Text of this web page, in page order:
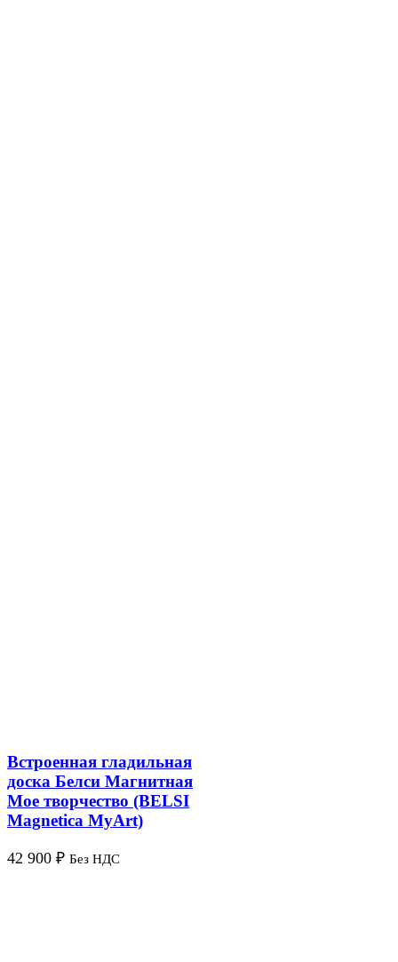
Встроенная гладильная
доска Белси Магнитная
Мое творчество (BELSI
Magnetica MyArt)
42 900 ₽ Без НДС